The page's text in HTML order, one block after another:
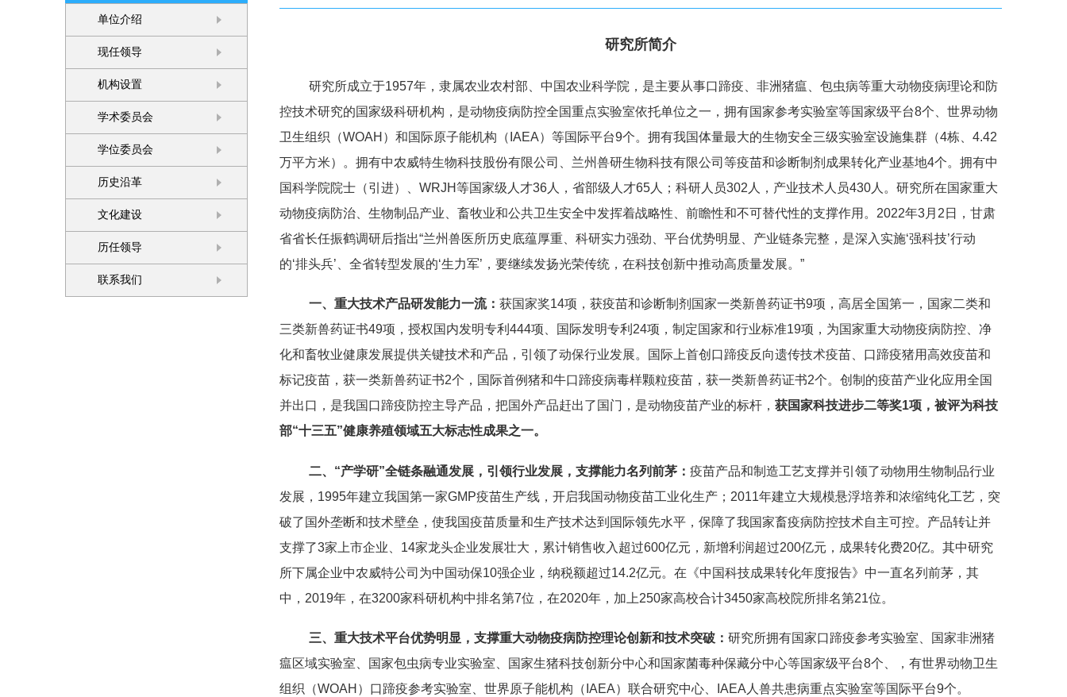
单位介绍
现任领导
机构设置
学术委员会
学位委员会
历史沿革
文化建设
历任领导
联系我们
研究所简介
研究所成立于1957年，隶属农业农村部、中国农业科学院，是主要从事口蹄疫、非洲猪瘟、包虫病等重大动物疫病理论和防
控技术研究的国家级科研机构，是动物疫病防控全国重点实验室依托单位之一，拥有国家参考实验室等国家级平台8个、世界动物
卫生组织（WOAH）和国际原子能机构（IAEA）等国际平台9个。拥有我国体量最大的生物安全三级实验室设施集群（4栋、4.42
万平方米）。拥有中农威特生物科技股份有限公司、兰州兽研生物科技有限公司等疫苗和诊断制剂成果转化产业基地4个。拥有中
国科学院院士（引进）、WRJH等国家级人才36人，省部级人才65人；科研人员302人，产业技术人员430人。研究所在国家重大
动物疫病防治、生物制品产业、畜牧业和公共卫生安全中发挥着战略性、前瞻性和不可替代性的支撑作用。2022年3月2日，甘肃
省省长任振鹤调研后指出“兰州兽医所历史底蕴厚重、科研实力强劲、平台优势明显、产业链条完整，是深入实施‘强科技’行动
的‘排头兵’、全省转型发展的‘生力军’，要继续发扬光荣传统，在科技创新中推动高质量发展。”
一、重大技术产品研发能力一流：获国家奖14项，获疫苗和诊断制剂国家一类新兽药证书9项，高居全国第一，国家二类和
三类新兽药证书49项，授权国内发明专利444项、国际发明专利24项，制定国家和行业标准19项，为国家重大动物疫病防控、净
化和畜牧业健康发展提供关键技术和产品，引领了动保行业发展。国际上首创口蹄疫反向遗传技术疫苗、口蹄疫猪用高效疫苗和
标记疫苗，获一类新兽药证书2个，国际首例猪和牛口蹄疫病毒样颗粒疫苗，获一类新兽药证书2个。创制的疫苗产业化应用全国
并出口，是我国口蹄疫防控主导产品，把国外产品赶出了国门，是动物疫苗产业的标杆， 获国家科技进步二等奖1项，被评为科技
部“十三五”健康养殖领域五大标志性成果之一。
二、“产学研”全链条融通发展，引领行业发展，支撑能力名列前茅：疫苗产品和制造工艺支撑并引领了动物用生物制品行业
发展，1995年建立我国第一家GMP疫苗生产线，开启我国动物疫苗工业化生产；2011年建立大规模悬浮培养和浓缩纯化工艺，突
破了国外垄断和技术壁垒，使我国疫苗质量和生产技术达到国际领先水平，保障了我国家畜疫病防控技术自主可控。产品转让并
支撑了3家上市企业、14家龙头企业发展壮大，累计销售收入超过600亿元，新增利润超过200亿元，成果转化费20亿。其中研究
所下属企业中农威特公司为中国动保10强企业，纳税额超过14.2亿元。在《中国科技成果转化年度报告》中一直名列前茅，其
中，2019年，在3200家科研机构中排名第7位，在2020年，加上250家高校合计3450家高校院所排名第21位。
三、重大技术平台优势明显，支撑重大动物疫病防控理论创新和技术突破：研究所拥有国家口蹄疫参考实验室、国家非洲猪
瘟区域实验室、国家包虫病专业实验室、国家生猪科技创新分中心和国家菌毒种保藏分中心等国家级平台8个、，有世界动物卫生
组织（WOAH）口蹄疫参考实验室、世界原子能机构（IAEA）联合研究中心、IAEA人兽共患病重点实验室等国际平台9个。